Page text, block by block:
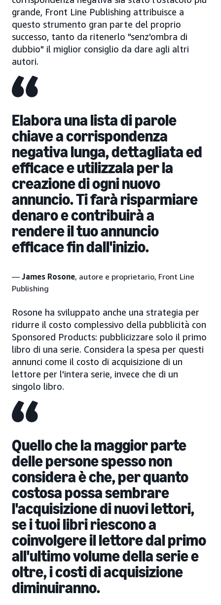
grande, Front Line Publishing attribuisce a
questo strumento gran parte del proprio
successo, tanto da ritenerlo "senz'ombra di
dubbio" il miglior consiglio da dare agli altri
autori.
Elabora una lista di parole
chiave a corrispondenza
negativa lunga, dettagliata ed
efficace e utilizzala per la
creazione di ogni nuovo
annuncio. Ti farà risparmiare
denaro e contribuirà a
rendere il tuo annuncio
efficace fin dall'inizio.
— James Rosone, autore e proprietario, Front Line
Publishing
Rosone ha sviluppato anche una strategia per
ridurre il costo complessivo della pubblicità con
Sponsored Products: pubblicizzare solo il primo
libro di una serie. Considera la spesa per questi
annunci come il costo di acquisizione di un
lettore per l'intera serie, invece che di un
singolo libro.
Quello che la maggior parte
delle persone spesso non
considera è che, per quanto
costosa possa sembrare
l'acquisizione di nuovi lettori,
se i tuoi libri riescono a
coinvolgere il lettore dal primo
all'ultimo volume della serie e
oltre, i costi di acquisizione
diminuiranno.